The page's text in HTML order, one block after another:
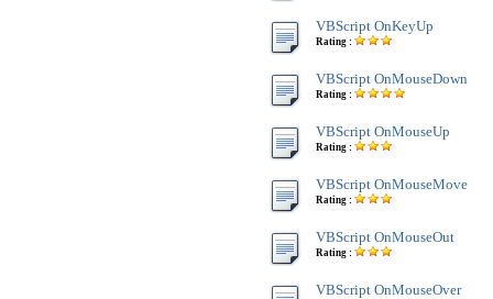
VBScript OnKeyUp
Rating :
VBScript OnMouseDown
Rating :
VBScript OnMouseUp
Rating :
VBScript OnMouseMove
Rating :
VBScript OnMouseOut
Rating :
VBScript OnMouseOver